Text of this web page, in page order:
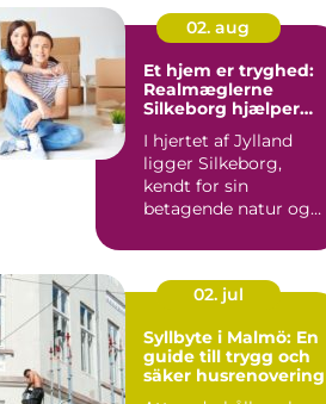
02. aug
Et hjem er tryghed:
Realmæglerne
Silkeborg hjælper
I hjertet af Jylland
ligger Silkeborg,
kendt for sin
betagende natur og
Når...
02. jul
Syllbyte i Malmö: En
guide till trygg och
säker husrenovering